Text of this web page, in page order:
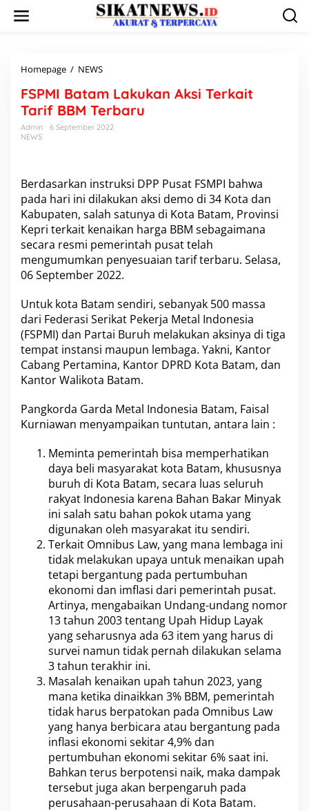
Homepage / NEWS
P
M
I
B
m
a
k
u
k
a
n
A
s
i
T
e
r
k
a
t
T
a
i
f
B
B
M
T
e
r
b
a
r
u
FSPMI Batam Lakukan Aksi Terkait
Tarif BBM Terbaru
Admin
6 September 2022
NEWS
Berdasarkan instruksi DPP Pusat FSMPI bahwa
pada hari ini dilakukan aksi demo di 34 Kota dan
Kabupaten, salah satunya di Kota Batam, Provinsi
Kepri terkait kenaikan harga BBM sebagaimana
secara resmi pemerintah pusat telah
mengumumkan penyesuaian tarif terbaru. Selasa,
06 September 2022.
Untuk kota Batam sendiri, sebanyak 500 massa
dari Federasi Serikat Pekerja Metal Indonesia
(FSPMI) dan Partai Buruh melakukan aksinya di tiga
tempat instansi maupun lembaga. Yakni, Kantor
Cabang Pertamina, Kantor DPRD Kota Batam, dan
Kantor Walikota Batam.
Pangkorda Garda Metal Indonesia Batam, Faisal
Kurniawan menyampaikan tuntutan, antara lain :
Meminta pemerintah bisa memperhatikan
daya beli masyarakat kota Batam, khususnya
buruh di Kota Batam, secara luas seluruh
rakyat Indonesia karena Bahan Bakar Minyak
ini salah satu bahan pokok utama yang
digunakan oleh masyarakat itu sendiri.
Terkait Omnibus Law, yang mana lembaga ini
tidak melakukan upaya untuk menaikan upah
tetapi bergantung pada pertumbuhan
ekonomi dan imflasi dari pemerintah pusat.
Artinya, mengabaikan Undang-undang nomor
13 tahun 2003 tentang Upah Hidup Layak
yang seharusnya ada 63 item yang harus di
survei namun tidak pernah dilakukan selama
3 tahun terakhir ini.
Masalah kenaikan upah tahun 2023, yang
mana ketika dinaikkan 3% BBM, pemerintah
tidak harus berpatokan pada Omnibus Law
yang hanya berbicara atau bergantung pada
inflasi ekonomi sekitar 4,9% dan
pertumbuhan ekonomi sekitar 6% saat ini.
Bahkan terus berpotensi naik, maka dampak
tersebut juga akan berpengaruh pada
perusahaan-perusahaan di Kota Batam.